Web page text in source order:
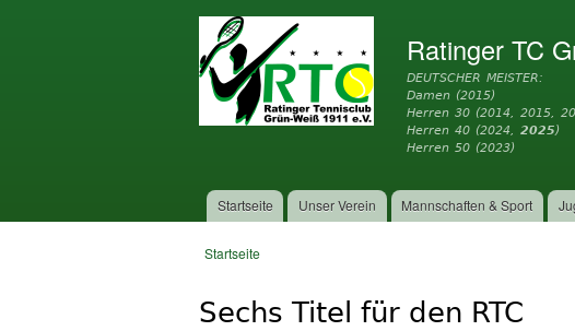
Ratinger TC
DEUTSCHER MEISTER:
Damen (2015)
Herren 30 (2014, 2015,
Herren 40 (2024,2025)
Herren 50 (2023)
Hauptmenü
Startseite Unser Verein Mannschaften & Sport
Startseite
Sechs Titel für den RTC